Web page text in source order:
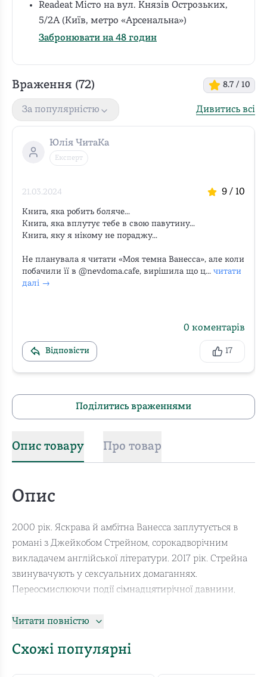
Readeat Місто на вул. Князів Острозьких,
5/2А (Київ, метро «Арсенальна»)
Забронювати на 48 годин
Враження (72) 8.7 / 10
За популярністю Дивитись всі
Юлія ЧитаКа
Експерт
21.03.2024 9 / 10
Книга, яка робить боляче...
Книга, яка вплутує тебе в свою павутину...
Книга, яку я нікому не пораджу...
Не планувала я читати «Моя темна Ванесса», але коли
побачили її в @nevdoma.cafe, вирішила що ц... читати
далі →
0 коментарів
Відповісти 17
Поділитись враженнями
Опис товару Про товар
Опис
2000 рік. Яскрава й амбітна Ванесса заплутується в
романі з Джейкобом Стрейном, сорокадворічним
викладачем англійської літератури. 2017 рік. Стрейна
звинувачують у сексуальних домаганнях.
Переосмислюючи події сімнадцятирічної давнини,
свідомості тісно переплітаються спогади і травми
Вона має вирішити: то було кохання чи її просто
Читати повністю
Схожі популярні